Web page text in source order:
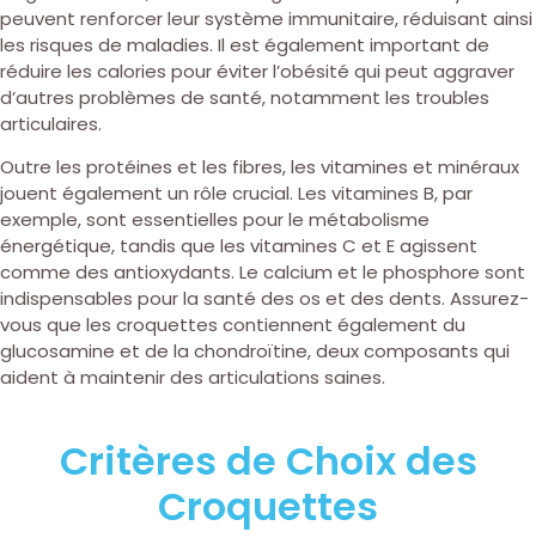
peuvent renforcer leur système immunitaire, réduisant ainsi
les risques de maladies. Il est également important de
réduire les calories pour éviter l’obésité qui peut aggraver
d’autres problèmes de santé, notamment les troubles
articulaires.
Outre les protéines et les fibres, les vitamines et minéraux
jouent également un rôle crucial. Les vitamines B, par
exemple, sont essentielles pour le métabolisme
énergétique, tandis que les vitamines C et E agissent
comme des antioxydants. Le calcium et le phosphore sont
indispensables pour la santé des os et des dents. Assurez-
vous que les croquettes contiennent également du
glucosamine et de la chondroïtine, deux composants qui
aident à maintenir des articulations saines.
Critères de Choix des
Croquettes